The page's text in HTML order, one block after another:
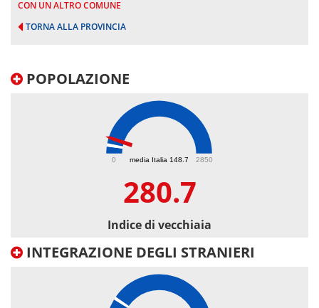
CON UN ALTRO COMUNE
TORNA ALLA PROVINCIA
POPOLAZIONE
media Italia 148.7
0 2850
280.7
Indice di vecchiaia
INTEGRAZIONE DEGLI STRANIERI